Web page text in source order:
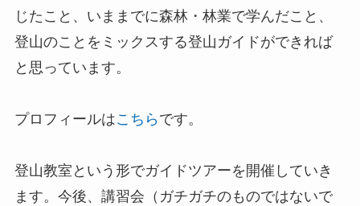
じたこと、いままでに森林・林業で学んだこと、
登山のことをミックスする登山ガイドができれば
と思っています。
プロフィールはこちらです。
登山教室という形でガイドツアーを開催していき
ます。今後、講習会（ガチガチのものではないで